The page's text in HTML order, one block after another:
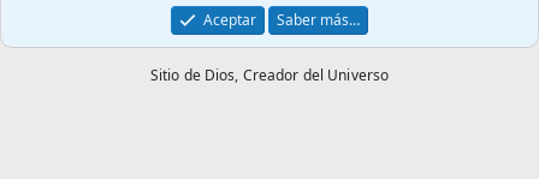
Aceptar
Saber más…
Sitio de Dios, Creador del Universo